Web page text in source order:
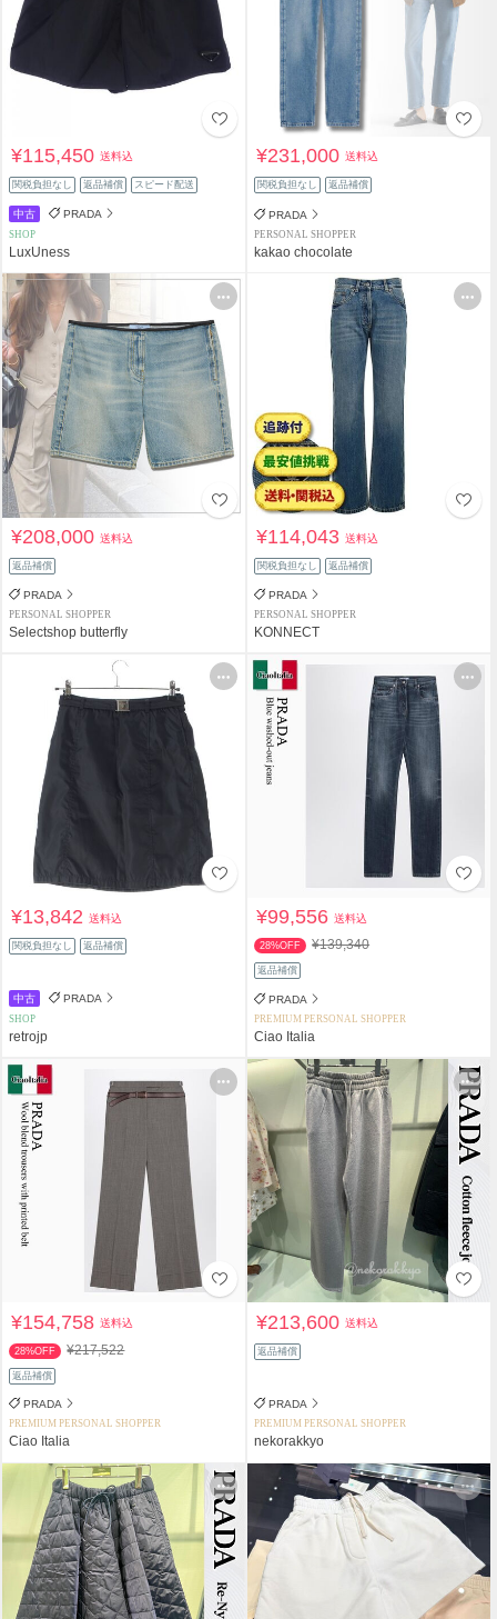
¥115,450送料込
関税負担なし 返品補償 スピード配送
中古 PRADA
SHOP
LuxUness
¥231,000送料込
関税負担なし 返品補償
PRADA
PERSONAL SHOPPER
kakao chocolate
¥208,000送料込
返品補償
PRADA
PERSONAL SHOPPER
Selectshop butterfly
¥114,043送料込
関税負担なし 返品補償
PRADA
PERSONAL SHOPPER
KONNECT
¥13,842送料込
関税負担なし 返品補償
中古 PRADA
SHOP
retrojp
¥99,556送料込
28%OFF ¥139,340
返品補償
PRADA
PREMIUM PERSONAL SHOPPER
Ciao Italia
¥154,758送料込
28%OFF ¥217,522
返品補償
PRADA
PREMIUM PERSONAL SHOPPER
Ciao Italia
¥213,600送料込
返品補償
PRADA
PREMIUM PERSONAL SHOPPER
nekorakkyo